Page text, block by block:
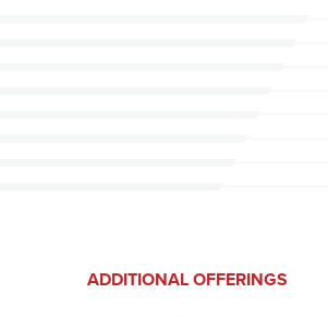
ADDITIONAL OFFERINGS